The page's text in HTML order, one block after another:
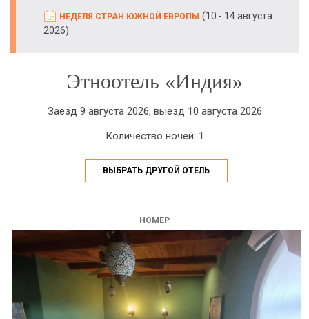
НЕДЕЛЯ СТРАН ЮЖНОЙ ЕВРОПЫ (10 - 14 августа
2026)
Этноотель «Индия»
Заезд 9 августа 2026, выезд 10 августа 2026
Количество ночей: 1
ВЫБРАТЬ ДРУГОЙ ОТЕЛЬ
НОМЕР